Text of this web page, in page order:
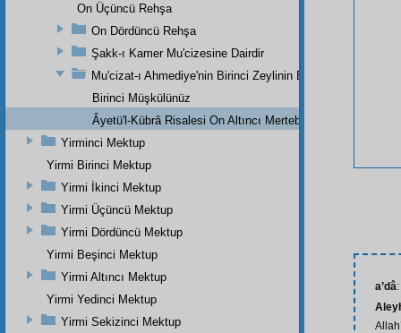
a’dâ
On Üçüncü Rehşa
On Dördüncü Rehşa
Şakk-ı Kamer Mu'cizesine Dairdir
Mu'cizat-ı Ahmediye'nin Birinci Zeylinin Bir Parçasıdır
Birinci Müşkülünüz
Âyetü'l-Kübrâ Risalesi On Altıncı Mertebe
Yirminci Mektup
Yirmi Birinci Mektup
Yirmi İkinci Mektup
Yirmi Üçüncü Mektup
Yirmi Dördüncü Mektup
Yirmi Beşinci Mektup
Yirmi Altıncı Mektup
Yirmi Yedinci Mektup
Yirmi Sekizinci Mektup